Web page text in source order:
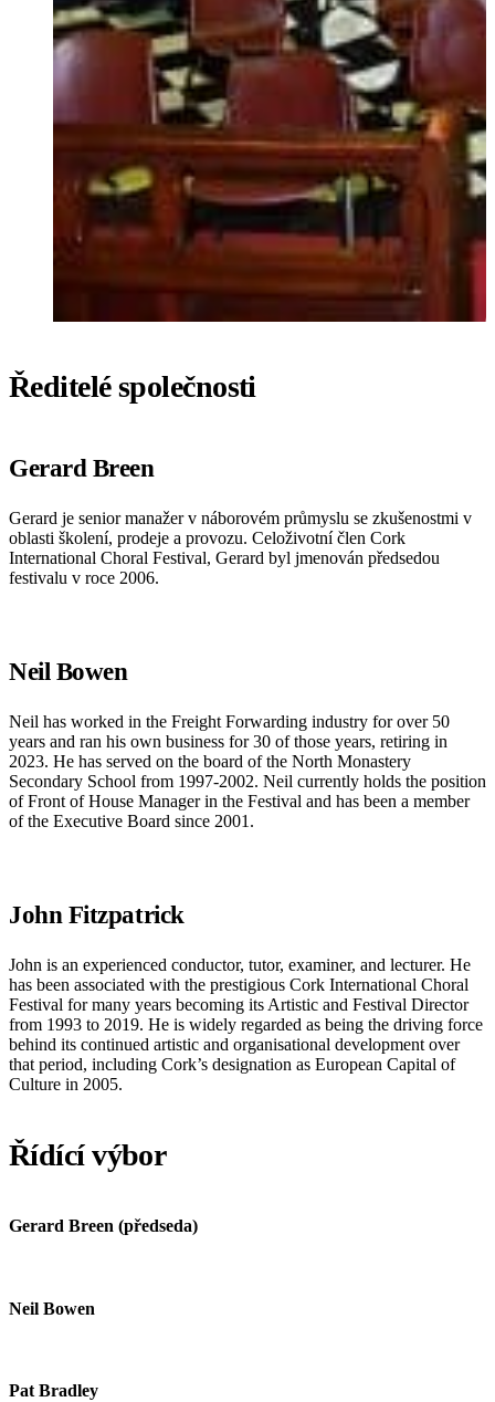
Ředitelé společnosti
Gerard Breen
Gerard je senior manažer v náborovém průmyslu se zkušenostmi v
oblasti školení, prodeje a provozu. Celoživotní člen Cork
International Choral Festival, Gerard byl jmenován předsedou
festivalu v roce 2006.
Neil Bowen
Neil has worked in the Freight Forwarding industry for over 50
years and ran his own business for 30 of those years, retiring in
2023. He has served on the board of the North Monastery
Secondary School from 1997-2002. Neil currently holds the position
of Front of House Manager in the Festival and has been a member
of the Executive Board since 2001.
John Fitzpatrick
John is an experienced conductor, tutor, examiner, and lecturer. He
has been associated with the prestigious Cork International Choral
Festival for many years becoming its Artistic and Festival Director
from 1993 to 2019. He is widely regarded as being the driving force
behind its continued artistic and organisational development over
that period, including Cork’s designation as European Capital of
Culture in 2005.
Řídící výbor
Gerard Breen (předseda)
Neil Bowen
Pat Bradley